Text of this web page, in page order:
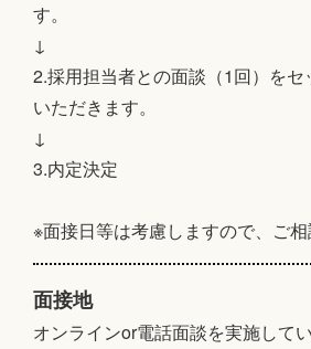
す。
↓
2.採用担当者との面談（1回）をセ
いただきます。
↓
3.内定決定
※面接日等は考慮しますので、ご相
面接地
オンラインor電話面談を実施して